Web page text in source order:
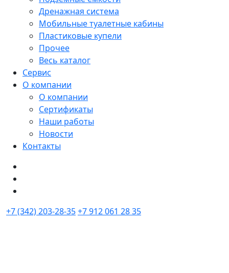
Дренажная система
Мобильные туалетные кабины
Пластиковые купели
Прочее
Весь каталог
Сервис
О компании
О компании
Сертификаты
Наши работы
Новости
Контакты
+7 (342) 203-28-35+7 912 061 28 35